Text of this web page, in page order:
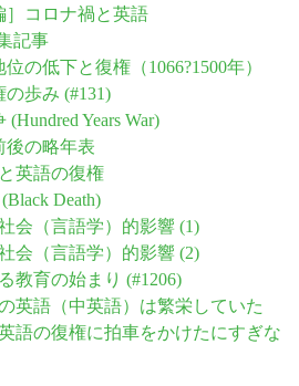
］コロナ禍と英語
記事
の低下と復権（1066?1500年）
の歩み (#131)
(Hundred Years War)
後の略年表
英語の復権
Death)
会（言語学）的影響 (1)
会（言語学）的影響 (2)
教育の始まり (#1206)
英語（中英語）は繁栄していた
語の復権に拍車をかけたにすぎな